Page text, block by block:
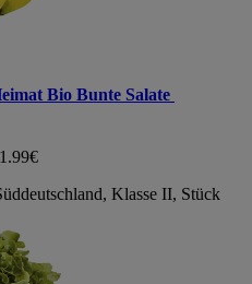
Bio Bunte Salate
Klasse II, Stück